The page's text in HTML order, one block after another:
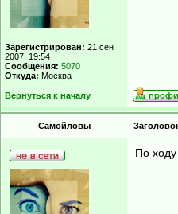
Зарегистрирован: 21 сен
2007, 19:54
Сообщения: 5070
Откуда: Москва
Вернуться к началу
Самойловы
По